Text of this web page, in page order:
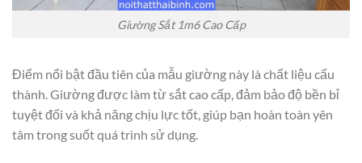
Giường Sắt 1m6 Cao Cấp
Điểm nổi bật đầu tiên của mẫu giường này là chất liệu cấu
thành. Giường được làm từ sắt cao cấp, đảm bảo độ bền bỉ
tuyệt đối và khả năng chịu lực tốt, giúp bạn hoàn toàn yên
tâm trong suốt quá trình sử dụng.